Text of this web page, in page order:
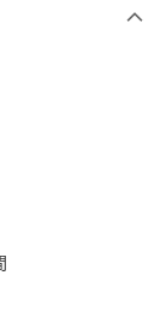
可透過四大超商／
。
需透過AFTEE先享
示為準，若有關於
「AFTEE先享後付